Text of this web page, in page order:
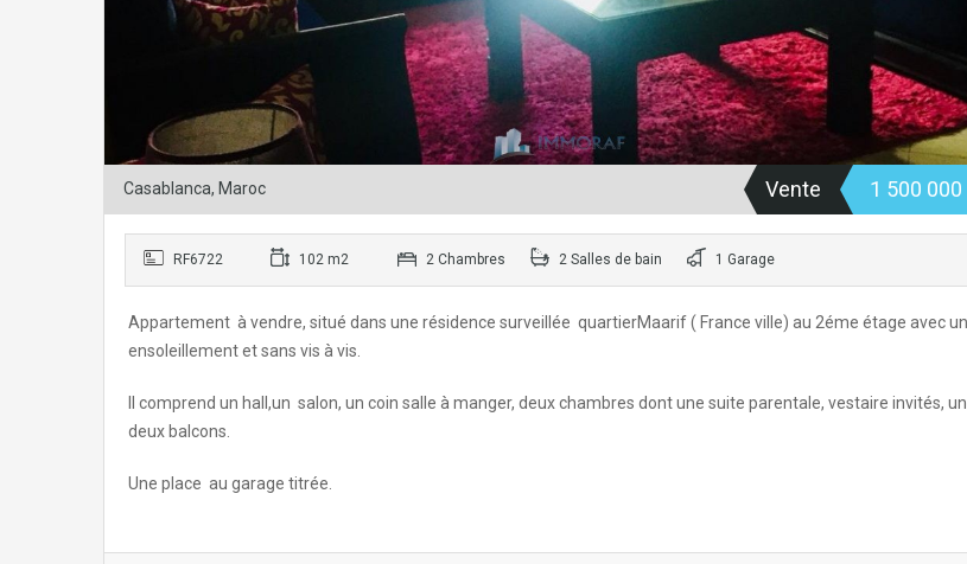
Casablanca, Maroc Vente 1 500
RF6722 102 m2 2 Chambres 2 Salles de bain 1 Garage
Appartement à vendre, situé dans une résidence surveillée quartierMaarif ( France ville) au 2éme étage avec
ensoleillement et sans vis à vis.
Il comprend un hall,un salon, un coin salle à manger, deux chambres dont une suite parentale, vestaire invités,
deux balcons.
Une place au garage titrée.